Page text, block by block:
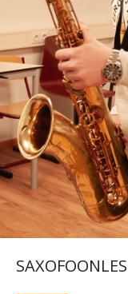
SAXOFOONLES